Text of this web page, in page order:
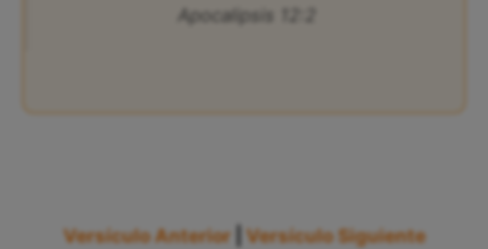
Apocalipsis 12:2
Versículo Anterior Versículo Siguiente